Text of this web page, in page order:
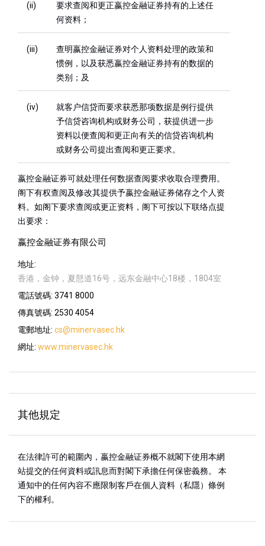
(ii)
要求查阅和更正嬴控金融证券持有的上述任
何资料；
(iii)
查明嬴控金融证券对个人资料处理的政策和
惯例，以及获悉嬴控金融证券持有的数据的
类别；及
(iv)
就客户信贷而要求获悉那项数据是例行提供
予信贷咨询机构或财务公司，获提供进一步
资料以便查阅和更正向有关的信贷咨询机构
或财务公司提出查阅和更正要求。
嬴控金融证券可就处理任何数据查阅要求收取合理费用。
阁下有权查阅及修改其提供予嬴控金融证券储存之个人资
料。如阁下要求查阅或更正资料，阁下可按以下联络点提
出要求：
嬴控金融证券有限公司
地址
香港，金钟，夏慤道16号，远东金融中心18楼，1804室
電話號碼 3741 8000
傳真號碼 2530 4054
電郵地址 cs@minervasec.hk
網址 www.minervasec.hk
其他規定
在法律許可的範圍內，嬴控金融证券概不就閣下使用本網
站提交的任何資料或訊息而對閣下承擔任何保密義務。 本
通知中的任何內容不應限制客戶在個人資料（私隱）條例
下的權利。